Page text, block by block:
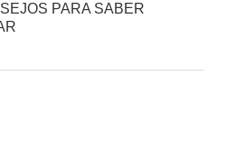
PARA SABER